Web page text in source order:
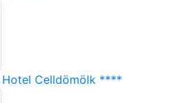
Celldömölk ****